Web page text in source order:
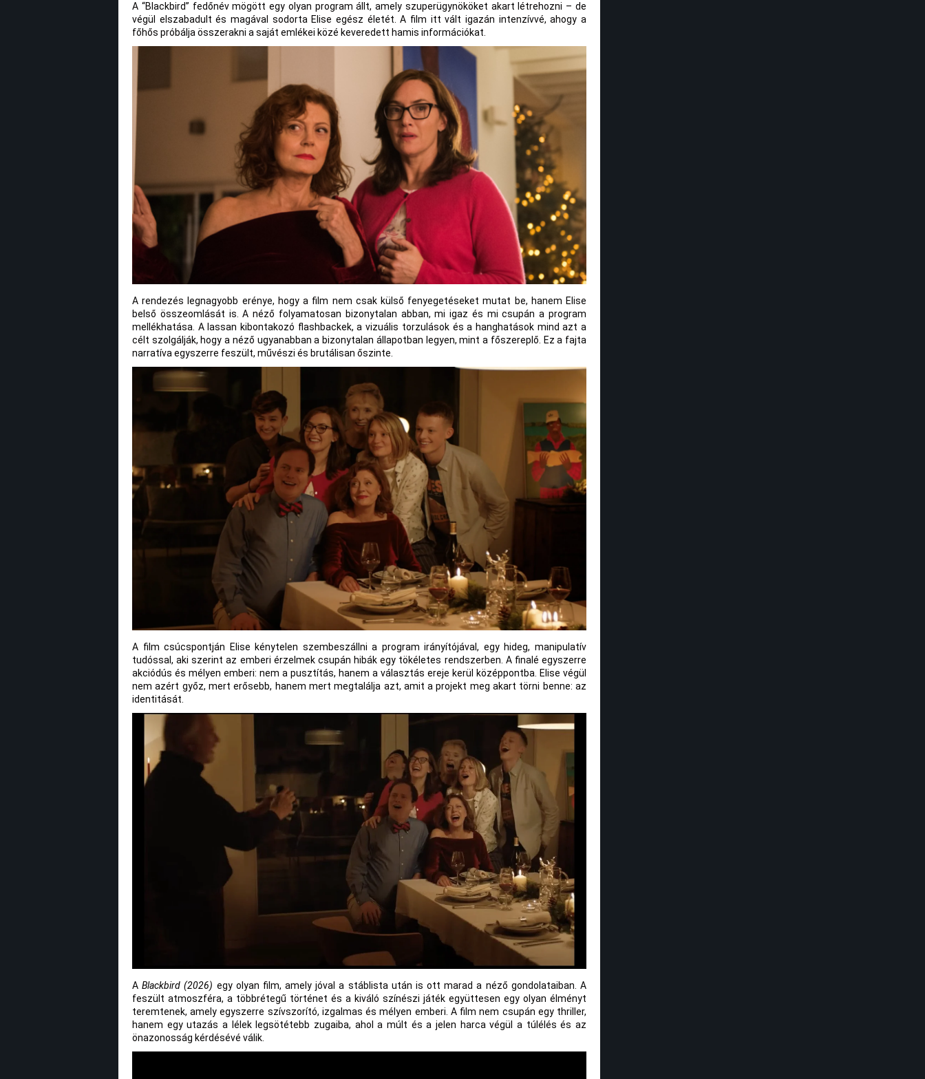
A “Blackbird” fedőnév mögött egy olyan program állt, amely szuperügynököket akart létrehozni – de
végül elszabadult és magával sodorta Elise egész életét. A film itt vált igazán intenzívvé, ahogy a
főhős próbálja összerakni a saját emlékei közé keveredett hamis információkat.
A rendezés legnagyobb erénye, hogy a film nem csak külső fenyegetéseket mutat be, hanem Elise
belső összeomlását is. A néző folyamatosan bizonytalan abban, mi igaz és mi csupán a program
mellékhatása. A lassan kibontakozó flashbackek, a vizuális torzulások és a hanghatások mind azt a
célt szolgálják, hogy a néző ugyanabban a bizonytalan állapotban legyen, mint a főszereplő. Ez a fajta
narratíva egyszerre feszült, művészi és brutálisan őszinte.
A film csúcspontján Elise kénytelen szembeszállni a program irányítójával, egy hideg, manipulatív
tudóssal, aki szerint az emberi érzelmek csupán hibák egy tökéletes rendszerben. A finalé egyszerre
akciódús és mélyen emberi: nem a pusztítás, hanem a választás ereje kerül középpontba. Elise végül
nem azért győz, mert erősebb, hanem mert megtalálja azt, amit a projekt meg akart törni benne: az
identitását.
ABlackbird (2026) egy olyan film, amely jóval a stáblista után is ott marad a néző gondolataiban. A
feszült atmoszféra, a többrétegű történet és a kiváló színészi játék együttesen egy olyan élményt
teremtenek, amely egyszerre szívszorító, izgalmas és mélyen emberi. A film nem csupán egy thriller,
hanem egy utazás a lélek legsötétebb zugaiba, ahol a múlt és a jelen harca végül a túlélés és az
önazonosság kérdésévé válik.